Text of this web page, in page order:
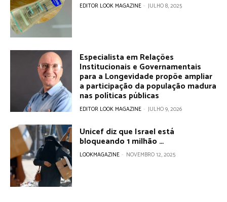
EDITOR LOOK MAGAZINE - JULHO 8, 2025
Especialista em Relações
Institucionais e Governamentais
para a Longevidade propõe ampliar
a participação da população madura
nas políticas públicas
EDITOR LOOK MAGAZINE - JULHO 9, 2026
Unicef diz que Israel está
bloqueando 1 milhão …
LOOKMAGAZINE - NOVEMBRO 12, 2025